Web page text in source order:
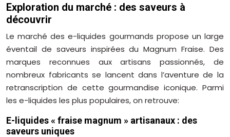
Exploration du marché : des saveurs à
découvrir
Le marché des e-liquides gourmands propose un large
éventail de saveurs inspirées du Magnum Fraise. Des
marques reconnues aux artisans passionnés, de
nombreux fabricants se lancent dans l’aventure de la
retranscription de cette gourmandise iconique. Parmi
les e-liquides les plus populaires, on retrouve:
E-liquides « fraise magnum » artisanaux : des
saveurs uniques